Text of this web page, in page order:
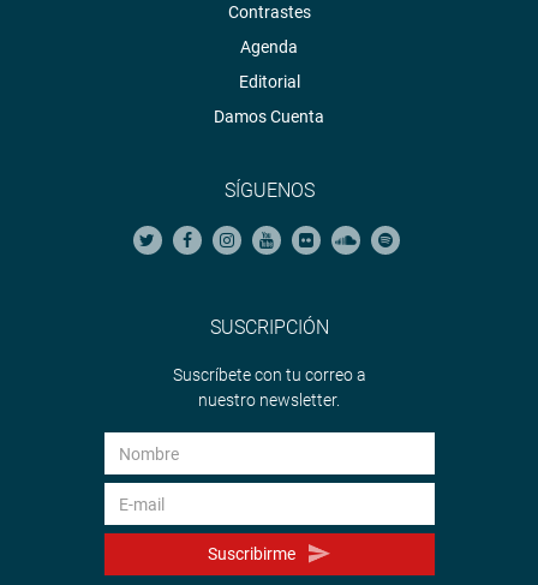
Contrastes
Agenda
Editorial
Damos Cuenta
SÍGUENOS
SUSCRIPCIÓN
Suscríbete con tu correo a
nuestro newsletter.
Suscribirme